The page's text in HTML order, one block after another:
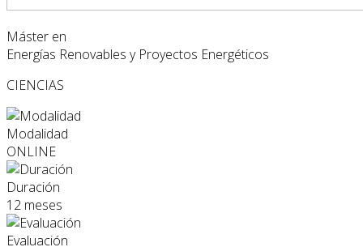
Máster en
Energías Renovables y Proyectos Energéticos
CIENCIAS
Modalidad
ONLINE
Duración
12 meses
Evaluación